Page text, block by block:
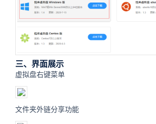
三、界面展示
虚拟盘右键菜单
文件夹外链分享功能